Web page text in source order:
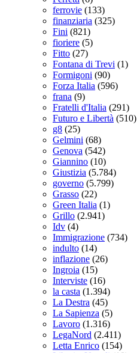
ferrovie (133)
finanziaria (325)
Fini (821)
fioriere (5)
Fitto (27)
Fontana di Trevi (1)
Formigoni (90)
Forza Italia (596)
frana (9)
Fratelli d'Italia (291)
Futuro e Libertà (510)
g8 (25)
Gelmini (68)
Genova (542)
Giannino (10)
Giustizia (5.784)
governo (5.799)
Grasso (22)
Green Italia (1)
Grillo (2.941)
Idv (4)
Immigrazione (734)
indulto (14)
inflazione (26)
Ingroia (15)
Interviste (16)
la casta (1.394)
La Destra (45)
La Sapienza (5)
Lavoro (1.316)
LegaNord (2.411)
Letta Enrico (154)